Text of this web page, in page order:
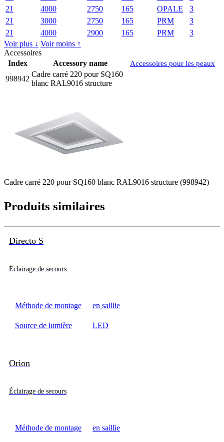
21
4000 2750 165 OPALE
3
21
3000 2750 165 PRM
3
21
4000 2900 165 PRM
3
Voir plus ↓ Voir moins ↑
Accessoires
Accessoires pour les peaux
Index
Accessory name
998942
Cadre carré 220 pour SQ160
blanc RAL9016 structure
Cadre carré 220 pour SQ160 blanc RAL9016 structure (998942)
Produits similaires
Directo S
Éclairage de secours
Méthode de montage en saillie
Source de lumière LED
Orion
Éclairage de secours
Méthode de montage en saillie